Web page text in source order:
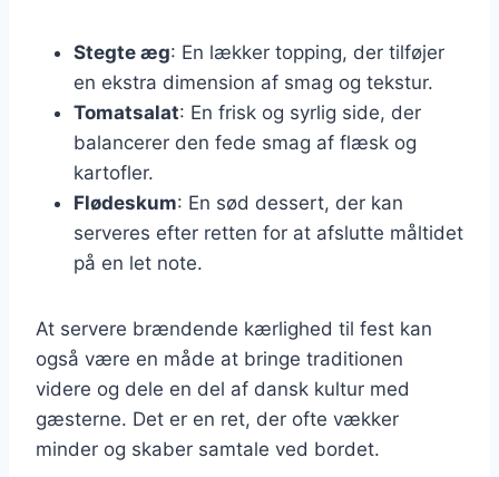
Stegte æg: En lækker topping, der tilføjer
en ekstra dimension af smag og tekstur.
Tomatsalat: En frisk og syrlig side, der
balancerer den fede smag af flæsk og
kartofler.
Flødeskum: En sød dessert, der kan
serveres efter retten for at afslutte måltidet
på en let note.
At servere brændende kærlighed til fest kan
også være en måde at bringe traditionen
videre og dele en del af dansk kultur med
gæsterne. Det er en ret, der ofte vækker
minder og skaber samtale ved bordet.